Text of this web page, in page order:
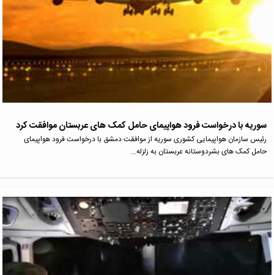
سوریه با درخواست فرود هواپیمای حامل کمک های عربستان موافقت کرد
رئیس سازمان هواپیمایی کشوری سوریه از موافقت دمشق با درخواست فرود هواپیمای
حامل کمک های بشردوستانه عربستان به زلزله…